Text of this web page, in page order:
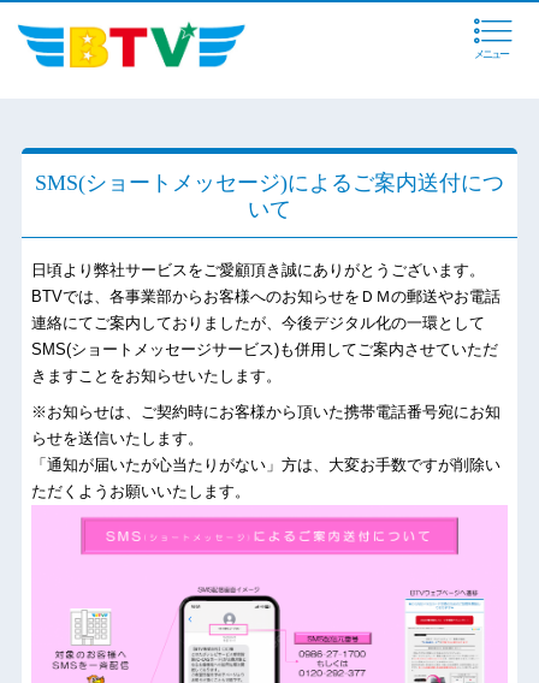
メニュー
SMS(ショートメッセージ)によるご案内送付につ
いて
日頃より弊社サービスをご愛顧頂き誠にありがとうございます。
BTVでは、各事業部からお客様へのお知らせをＤＭの郵送やお電話
連絡にてご案内しておりましたが、今後デジタル化の一環として
SMS(ショートメッセージサービス)も併用してご案内させていただ
きますことをお知らせいたします。
※お知らせは、ご契約時にお客様から頂いた携帯電話番号宛にお知
らせを送信いたします。
「通知が届いたが心当たりがない」方は、大変お手数ですが削除い
ただくようお願いいたします。